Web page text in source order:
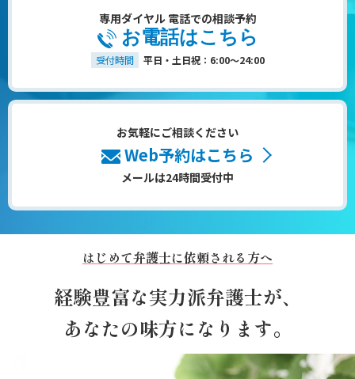
専用ダイヤル 電話での相談予約
お電話はこちら
受付時間 平日・土日祝：6:00～24:00
お気軽にご相談ください
Web予約はこちら
メールは24時間受付中
はじめて弁護士に依頼される方へ
経験豊富な実力派弁護士が、
あなたの味方になります。